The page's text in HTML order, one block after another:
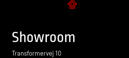
Showroom
Transformervej 10